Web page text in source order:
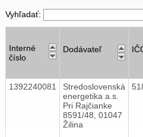
Vyhľadať:
Interné
číslo
Dodávateľ
1392240081
Stredoslovenská
energetika a.s.
Pri Rajčianke
8591/48, 01047
Žilina